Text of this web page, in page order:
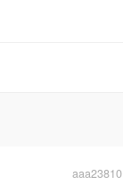
aaa23810